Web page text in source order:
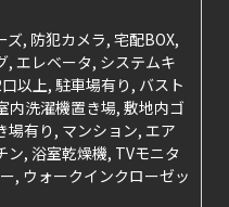
, 防犯カメラ, 宅配BOX,
, エレベータ, システムキ
以上, 駐車場有り, バスト
内洗濯機置き場, 敷地内ゴ
場有り, マンション, エア
ン, 浴室乾燥機, TVモニタ
, ウォークインクローゼッ